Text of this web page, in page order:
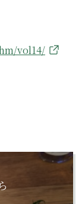
vol14/